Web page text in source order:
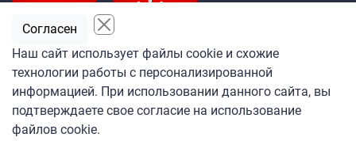
Подпишитесь
на ежедневную рассылку
«Кабельщика»
Наш сайт использует файлы cookie и схожие
технологии работы с персонализированной
информацией. При использовании данного сайта, вы
подтверждаете свое согласие на использование
файлов cookie.
Согласен